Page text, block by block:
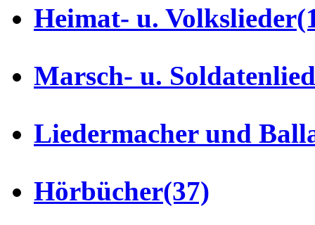
Heimat- u. Volkslieder
Marsch- u.
Liedermacher und
Hörbücher(37)